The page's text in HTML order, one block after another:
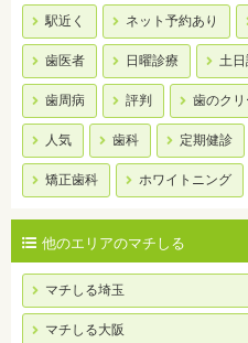
駅近く ネット予約あり
歯医者 日曜診療 土
歯周病 評判 歯のク
人気 歯科 定期健診
矯正歯科 ホワイトニング
他のエリアのマチしる
マチしる埼玉
マチしる大阪